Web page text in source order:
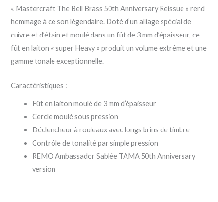
« Mastercraft The Bell Brass 50th Anniversary Reissue » rend
hommage à ce son légendaire. Doté d’un alliage spécial de
cuivre et d’étain et moulé dans un fût de 3 mm d’épaisseur, ce
fût en laiton « super Heavy » produit un volume extrême et une
gamme tonale exceptionnelle.
Caractéristiques :
Fût en laiton moulé de 3 mm d’épaisseur
Cercle moulé sous pression
Déclencheur à rouleaux avec longs brins de timbre
Contrôle de tonalité par simple pression
REMO Ambassador Sablée TAMA 50th Anniversary
version